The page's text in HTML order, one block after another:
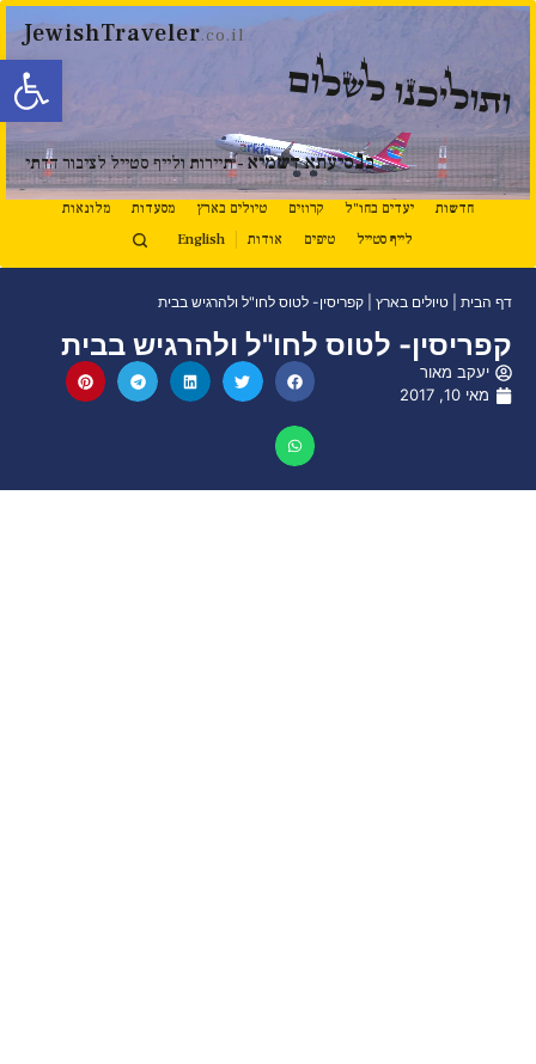
פתח
JewishTraveler.co.il
ותוליכנו לשלום
בנסיעתא דשמיא - תיירות ולייף סטייל לציבור הדתי
חדשות יעדים בחו"ל קרוזים טיולים בארץ מסעדות
מלונאות
לייף סטייל
טיפים אודות English
דף הבית טיולים בארץ קפריסין- לטוס לחו"ל ולהרגיש בבית
קפריסין- לטוס לחו"ל ולהרגיש בבית
יעקב מאור
מאי 10, 2017